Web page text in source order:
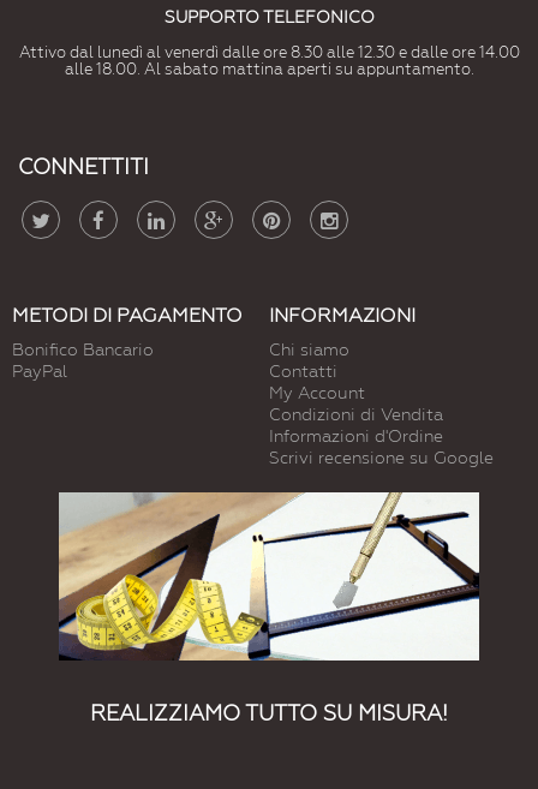
SUPPORTO TELEFONICO
Attivo dal lunedì al venerdì dalle ore 8.30 alle 12.30 e dalle ore 14.00
alle 18.00. Al sabato mattina aperti su appuntamento.
CONNETTITI
METODI DI PAGAMENTO
Bonifico Bancario
PayPal
INFORMAZIONI
Chi siamo
Contatti
My Account
Condizioni di Vendita
Informazioni d'Ordine
Scrivi recensione su Google
REALIZZIAMO TUTTO SU MISURA!